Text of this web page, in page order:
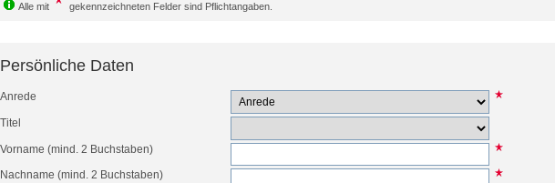
Alle mit gekennzeichneten Felder sind Pflichtangaben.
Persönliche Daten
Anrede
Titel
Vorname (mind. 2 Buchstaben)
Nachname (mind. 2 Buchstaben)